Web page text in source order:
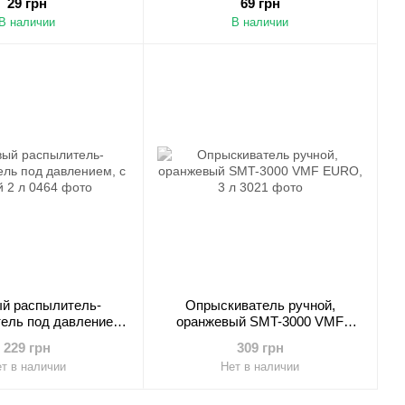
цвета
29 грн
наличии
69 грн
В наличии
распылитель-
под давлением,
229 грн
в наличии
Опрыскиватель ручной,
оранжевый SMT-3000 VMF
309 грн
Нет в наличии